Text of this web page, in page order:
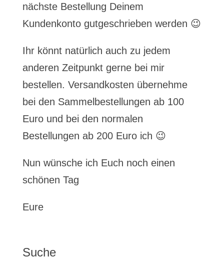
nächste Bestellung Deinem
Kundenkonto gutgeschrieben werden 😉
Ihr könnt natürlich auch zu jedem
anderen Zeitpunkt gerne bei mir
bestellen. Versandkosten übernehme
bei den Sammelbestellungen ab 100
Euro und bei den normalen
Bestellungen ab 200 Euro ich 😉
Nun wünsche ich Euch noch einen
schönen Tag
Eure
Suche